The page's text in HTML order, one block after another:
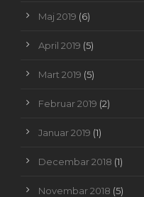
Maj 2019 (6)
April 2019 (5)
Mart 2019 (5)
Februar 2019 (2)
Januar 2019 (1)
Decembar 2018 (1)
Novembar 2018 (5)